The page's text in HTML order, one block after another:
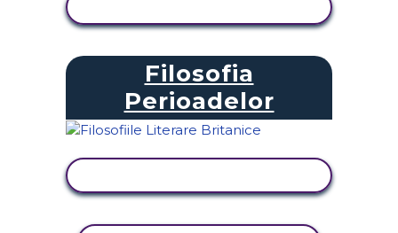
Filosofia
Perioadelor